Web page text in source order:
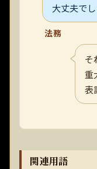
大丈夫でし
法務
そ
重
表
関連用語